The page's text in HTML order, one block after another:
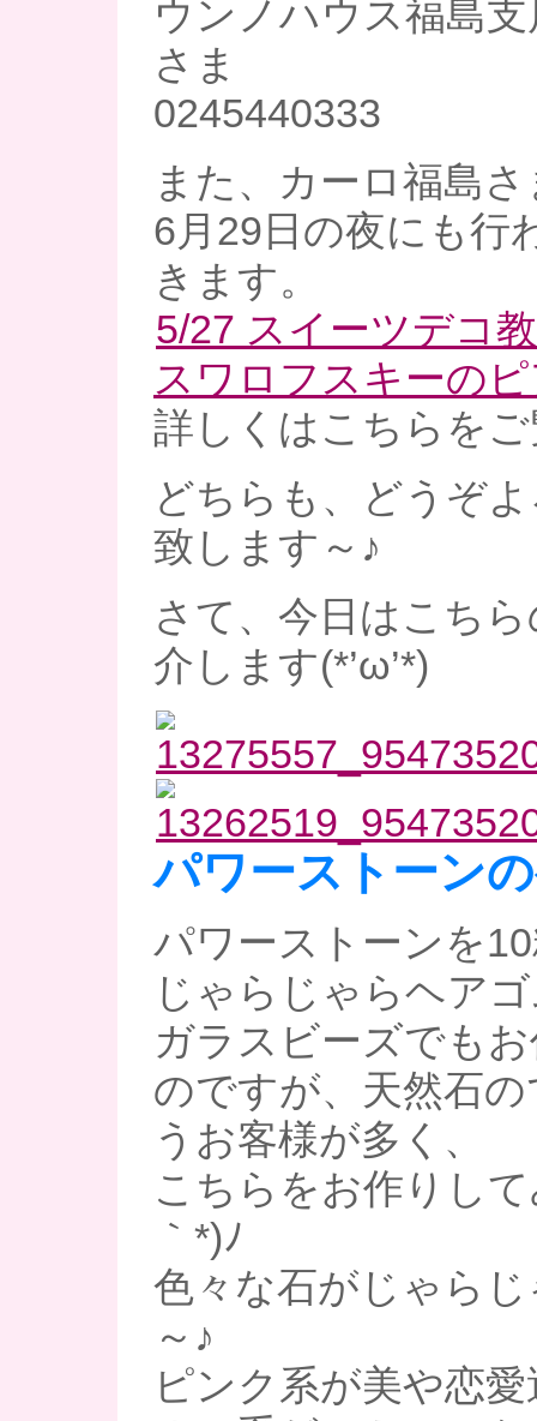
ウンノハウス福島
さま
0245440333
また、カーロ福島
6月29日の夜にも行
きます。
5/27 スイーツデコ
スワロフスキーの
詳しくはこちらを
どちらも、どうぞ
致します～♪
さて、今日はこち
介します(*’ω’*)
パワーストーン
パワーストーンを
じゃらじゃらヘア
ガラスビーズでも
のですが、天然石
うお客様が多く、
こちらをお作りし
｀*)ﾉ
色々な石がじゃら
～♪
ピンク系が美や恋